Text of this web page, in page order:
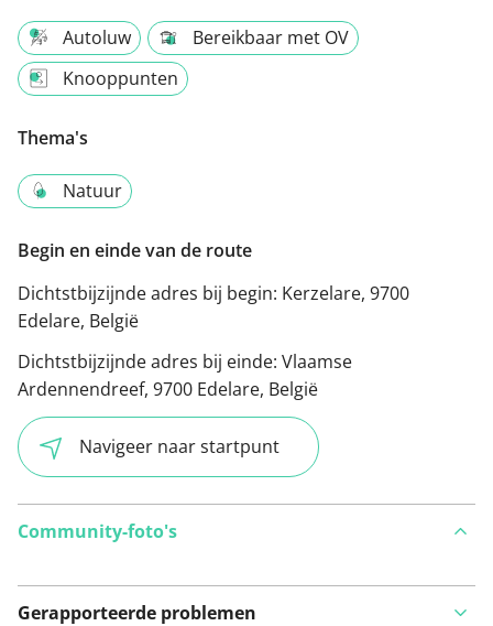
Autoluw
Bereikbaar met OV
Knooppunten
Thema's
Natuur
Begin en einde van de route
Dichtstbijzijnde adres bij begin: Kerzelare, 9700
Edelare, België
Dichtstbijzijnde adres bij einde: Vlaamse
Ardennendreef, 9700 Edelare, België
Navigeer naar startpunt
Community-foto's
Gerapporteerde problemen